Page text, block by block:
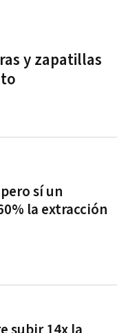
y zapatillas
sí un
la extracción